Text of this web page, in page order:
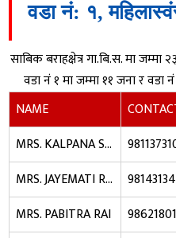
वडा नं: १,
साबिक बराहक्षेत्र गा.बि.स. मा
वडा नं १ मा जम्मा ११ जना र
NAME
MRS. KALPANA SHRESTHA
MRS. JAYEMATI RAI
MRS. PABITRA RAI